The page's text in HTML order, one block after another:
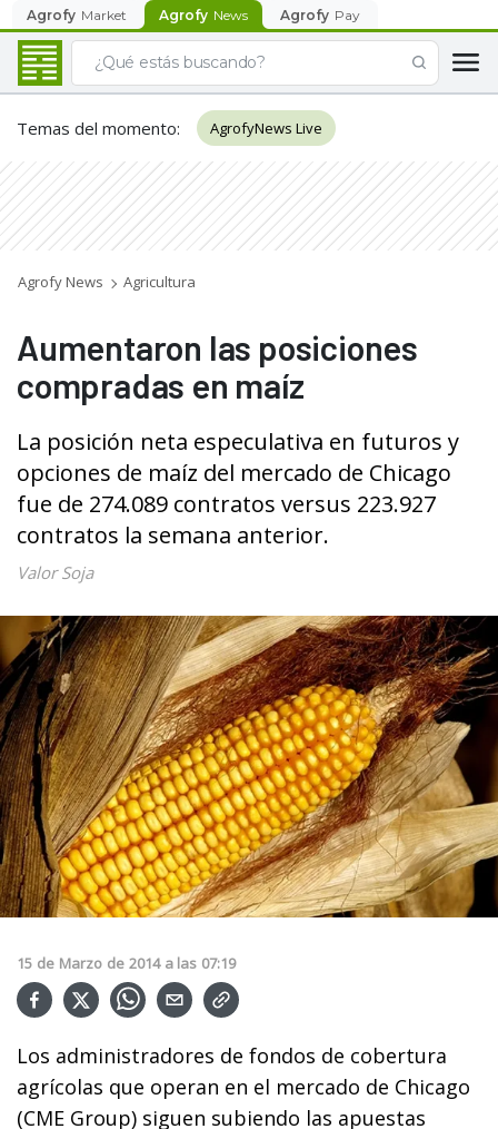
Agrofy Market Agrofy News Agrofy Pay
Temas del momento: AgrofyNews Live
Agrofy News Agricultura
Aumentaron las posiciones
compradas en maíz
La posición neta especulativa en futuros y
opciones de maíz del mercado de Chicago
fue de 274.089 contratos versus 223.927
contratos la semana anterior.
Valor Soja
15 de Marzo de 2014 a las 07:19
Los administradores de fondos de cobertura
agrícolas que operan en el mercado de Chicago
(CME Group) siguen subiendo las apuestas